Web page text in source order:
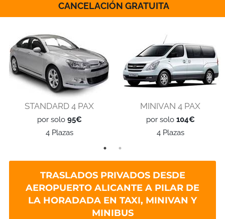
CANCELACIÓN GRATUITA
STANDARD 4 PAX
por solo 95€
4 Plazas
MINIVAN 4 PAX
por solo 104€
4 Plazas
TRASLADOS PRIVADOS DESDE
AEROPUERTO ALICANTE A PILAR DE
LA HORADADA EN TAXI, MINIVAN Y
MINIBUS